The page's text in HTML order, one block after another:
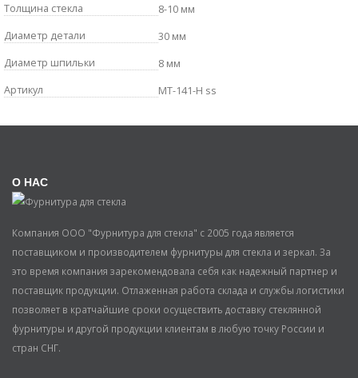
Толщина стекла
8-10 мм
Диаметр детали
30 мм
Диаметр шпильки
8 мм
Артикул
MT-141-H ss
О НАС
Компания ООО "Фурнитура для стекла" с 2005 года является
поставщиком и производителем фурнитуры для стекла и зеркал. За
это время компания зарекомендовала себя как надежный партнер и
поставщик продукции. Отлаженная работа склада и службы логистики
позволяет в кратчайшие сроки осуществить доставку стеклянной
фурнитуры и другой продукции клиентам в любую точку России и
стран СНГ.